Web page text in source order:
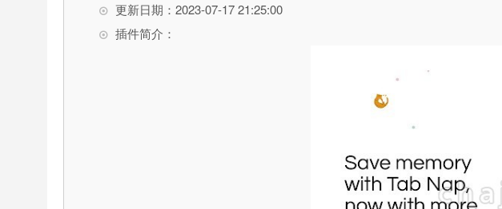
更新日期：2023-07-17 21:25:00
插件简介：